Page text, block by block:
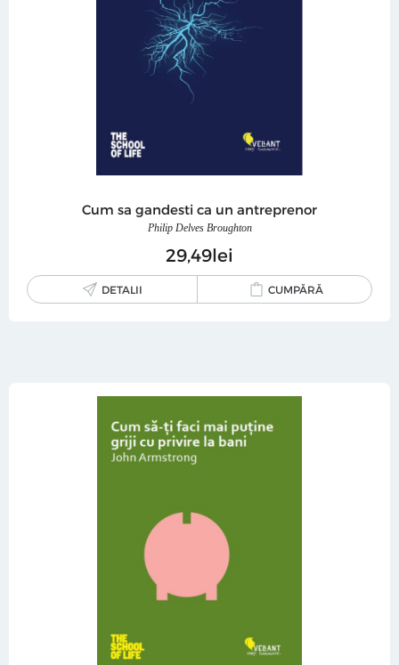
Cum sa gandesti ca un antreprenor
Philip Delves Broughton
2949lei
DETALII CUMPĂRĂ